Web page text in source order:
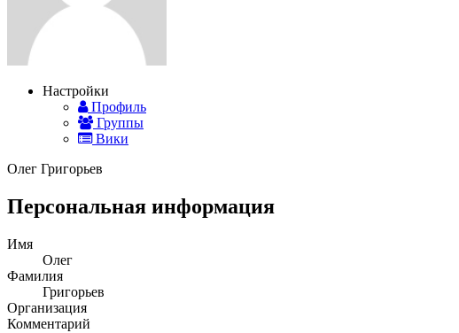
Настройки
Профиль
Группы
Вики
Олег Григорьев
Персональная информация
Имя
Олег
Фамилия
Григорьев
Организация
Комментарий